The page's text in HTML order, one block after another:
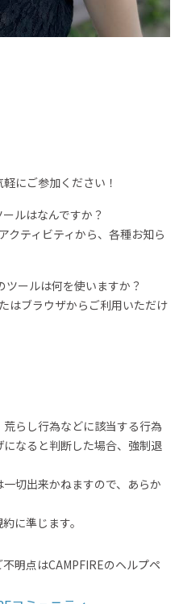
にご参加ください！
ルはなんですか？
クティビティから、各種お知ら
ールは何を使いますか？
はブラウザからご利用いただけ
らし行為などに該当する行為
なると判断した場合、強制退
切出来かねますので、あらか
に準じます。
明点はCAMPFIREのヘルプペ